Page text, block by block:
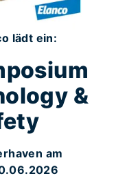
lädt ein:
&
am